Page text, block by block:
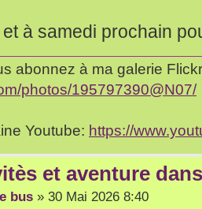
à samedi prochain
abonnez à ma galerie
photos/195797390@N07/
Youtube: https://
et aventure
bus » 30 Mai 2026 8:40